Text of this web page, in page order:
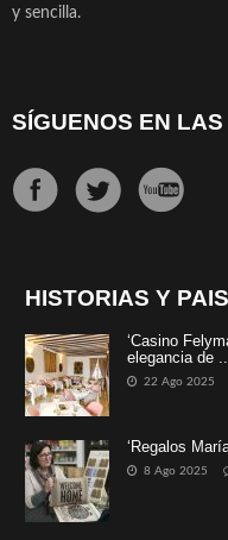
y sencilla.
SÍGUENOS EN
HISTORIAS Y
‘Casino
elegancia de
22 Ago 2025
‘Regalos
8 Ago 2025